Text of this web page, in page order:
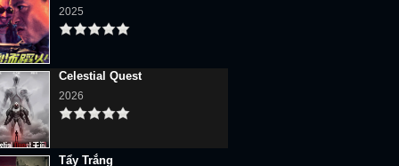
2025
Celestial Quest
2026
Tẩy Trắng